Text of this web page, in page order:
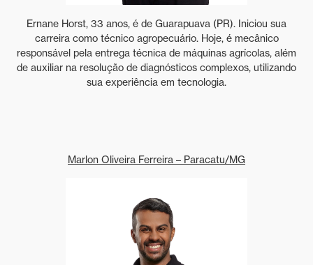
Ernane Horst, 33 anos, é de Guarapuava (PR). Iniciou sua
carreira como técnico agropecuário. Hoje, é mecânico
responsável pela entrega técnica de máquinas agrícolas, além
de auxiliar na resolução de diagnósticos complexos, utilizando
sua experiência em tecnologia.
Marlon Oliveira Ferreira – Paracatu/MG